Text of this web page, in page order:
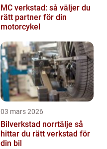
MC verkstad: så väljer du
rätt partner för din
motorcykel
03 mars 2026
Bilverkstad norrtälje så
hittar du rätt verkstad för
din bil